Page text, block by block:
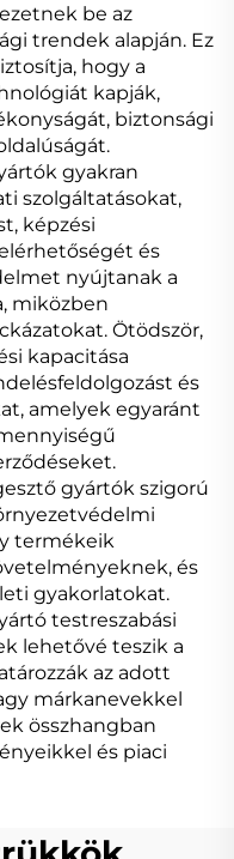
be az
trendek alapján. Ez
hogy a
kapják,
biztonsági
gyakran
szolgáltatásokat,
képzési
és
nyújtanak a
miközben
Ötödször,
kapacitása
és
amelyek egyaránt
gyártók szigorú
termékeik
és
gyakorlatokat.
testreszabási
lehetővé teszik a
az adott
márkanevekkel
összhangban
és piaci